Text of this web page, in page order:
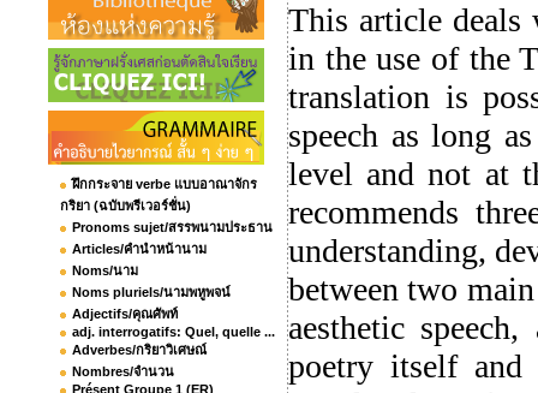
ฝึกกระจาย verbe แบบอาณาจักร
กริยา (ฉบับพรีเวอร์ชั่น)
Pronoms sujet/สรรพนามประธาน
Articles/คำนำหน้านาม
Noms/นาม
Noms pluriels/นามพหูพจน์
Adjectifs/คุณศัพท์
adj. interrogatifs: Quel, quelle ...
Adverbes/กริยาวิเศษณ์
Nombres/จำนวน
Présent Groupe 1 (ER)
This article
in the use of the
translation is
speech as long
level and not at
recommends
understanding,
between two
aesthetic
poetry itself and